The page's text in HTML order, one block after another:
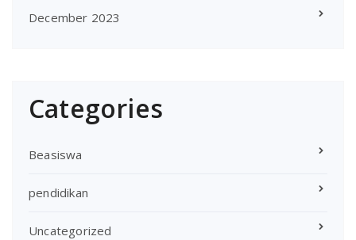
December 2023
Categories
Beasiswa
pendidikan
Uncategorized